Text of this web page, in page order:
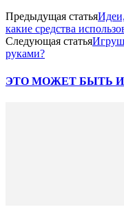
Предыдущая статья
какие средства
Следующая статья
руками?
ЭТО МОЖЕТ БЫТЬ